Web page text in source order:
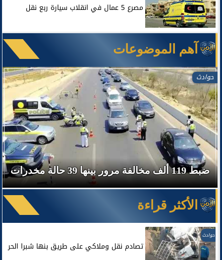
مصرع 5 عمال في انقلاب سيارة ربع نقل
آهم الموضوعات
حوادث
ضبط 119 ألف مخالفة مرور بينها 39 حالة مخدرات
الأكثر قراءة
حوادث
تصادم نقل وملاكي على طريق بنها شبرا الحر